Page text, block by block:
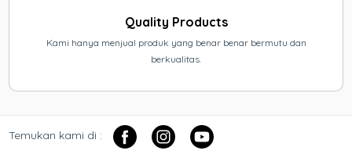
Quality Products
Kami hanya menjual produk yang benar benar bermutu dan
berkualitas.
Temukan kami di :